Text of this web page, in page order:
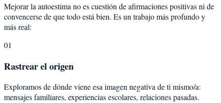
Mejorar la autoestima no es cuestión de afirmaciones positivas ni de
convencerse de que todo está bien. Es un trabajo más profundo y
más real:
01
Rastrear el origen
Exploramos de dónde viene esa imagen negativa de ti mismo/a:
mensajes familiares, experiencias escolares, relaciones pasadas.